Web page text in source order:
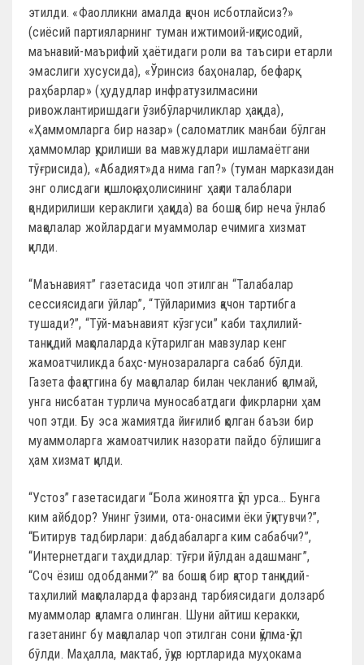
этилди. «Фаолликни амалда қачон исботлайсиз?»
(сиёсий партияларнинг туман ижтимоий-иқтисодий,
маънавий-маърифий ҳаётидаги роли ва таъсири етарли
эмаслиги хусусида), «Ўринсиз баҳоналар, бефарқ
раҳбарлар» (ҳудудлар инфратузилмасини
ривожлантиришдаги ўзибўларчиликлар ҳақида),
«Ҳаммомларга бир назар» (саломатлик манбаи бўлган
ҳаммомлар қурилиши ва мавжудлари ишламаётгани
тўғрисида), «Абадият»да нима гап?» (туман марказидан
энг олисдаги қишлоқ аҳолисининг ҳақли талаблари
қондирилиши кераклиги ҳақида) ва бошқа бир неча ўнлаб
мақолалар жойлардаги муаммолар ечимига хизмат
қилди.
“Маънавият” газетасида чоп этилган “Талабалар
сессиясидаги ўйлар”, “Тўйларимиз қачон тартибга
тушади?”, “Тўй-маънавият кўзгуси” каби таҳлилий-
танқидий мақолаларда кўтарилган мавзулар кенг
жамоатчиликда баҳс-мунозараларга сабаб бўлди.
Газета фақатгина бу мақолалар билан чекланиб қолмай,
унга нисбатан турлича муносабатдаги фикрларни ҳам
чоп этди. Бу эса жамиятда йиғилиб қолган баъзи бир
муаммоларга жамоатчилик назорати пайдо бўлишига
ҳам хизмат қилди.
“Устоз” газетасидаги “Бола жиноятга қўл урса… Бунга
ким айбдор? Унинг ўзими, ота-онасими ёки ўқитувчи?”,
“Битирув тадбирлари: дабдабаларга ким сабабчи?”,
“Интернетдаги таҳдидлар: тўғри йўлдан адашманг”,
“Соч ёзиш одобданми?” ва бошқа бир қатор танқидий-
таҳлилий мақолаларда фарзанд тарбиясидаги долзарб
муаммолар қаламга олинган. Шуни айтиш керакки,
газетанинг бу мақолалар чоп этилган сони қўлма-қўл
бўлди. Маҳалла, мактаб, ўқув юртларида муҳокама